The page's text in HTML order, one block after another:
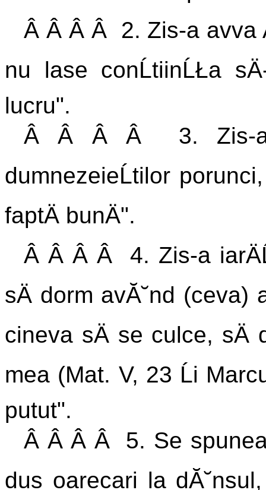
Â Â Â Â 2. Zis-a avva
nu lase conĹtiinĹŁa
lucru".
Â Â Â Â 3. Zis-a
dumnezeieĹtilor
faptÄ bunÄ".
Â Â Â Â 4. Zis-a
sÄ dorm avĂ˘nd
cineva sÄ se culce, sÄ
mea (Mat. V, 23 Ĺi
putut".
Â Â Â Â 5. Se spunea
dus oarecari la dĂ˘nsul,